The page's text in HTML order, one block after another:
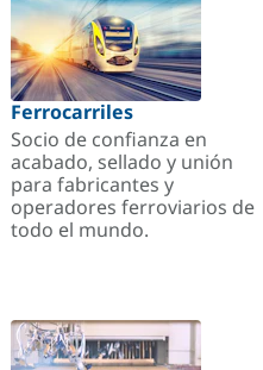
Ferrocarriles
Socio de confianza en
acabado, sellado y unión
para fabricantes y
operadores ferroviarios de
todo el mundo.